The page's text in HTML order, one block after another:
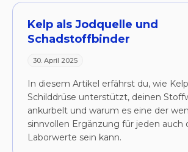
Artikel
Kelp als Jodquelle und
Schadstoffbinder
30. April 2025
In diesem Artikel erfährst du, wie
Schilddrüse unterstützt, deinen
ankurbelt und warum es eine der
sinnvollen Ergänzung für jeden auch
Laborwerte sein kann.